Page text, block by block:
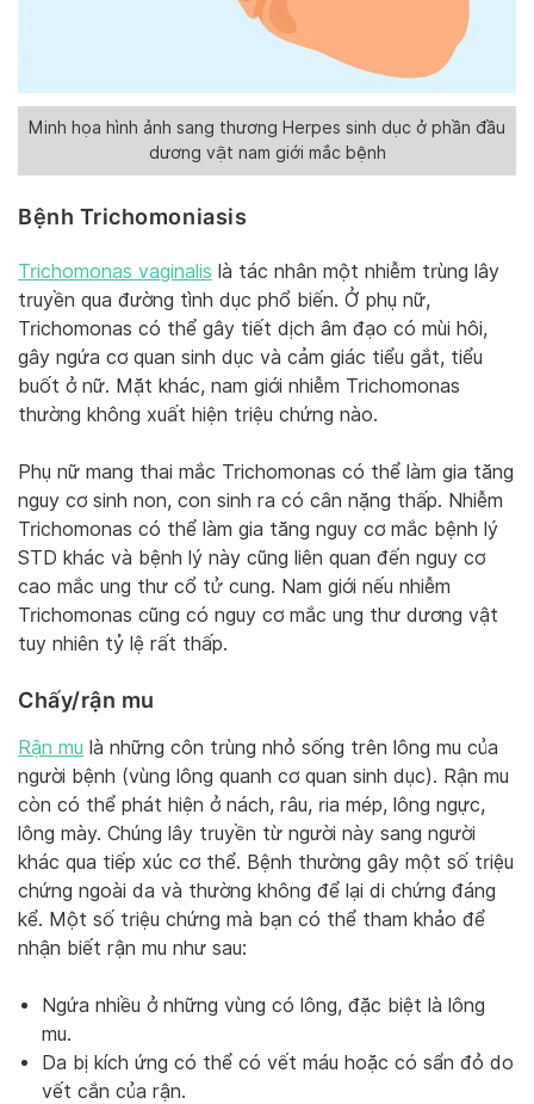
Minh họa hình ảnh sang thương Herpes sinh dục ở phần đầu
dương vật nam giới mắc bệnh
Bệnh Trichomoniasis
Trichomonas vaginalis là tác nhân một nhiễm trùng lây
truyền qua đường tình dục phổ biến. Ở phụ nữ,
Trichomonas có thể gây tiết dịch âm đạo có mùi hôi,
gây ngứa cơ quan sinh dục và cảm giác tiểu gắt, tiểu
buốt ở nữ. Mặt khác, nam giới nhiễm Trichomonas
thường không xuất hiện triệu chứng nào.
Phụ nữ mang thai mắc Trichomonas có thể làm gia tăng
nguy cơ sinh non, con sinh ra có cân nặng thấp. Nhiễm
Trichomonas có thể làm gia tăng nguy cơ mắc bệnh lý
STD khác và bệnh lý này cũng liên quan đến nguy cơ
cao mắc ung thư cổ tử cung. Nam giới nếu nhiễm
Trichomonas cũng có nguy cơ mắc ung thư dương vật
tuy nhiên tỷ lệ rất thấp.
Chấy/rận mu
Rận mu là những côn trùng nhỏ sống trên lông mu của
người bệnh (vùng lông quanh cơ quan sinh dục). Rận mu
còn có thể phát hiện ở nách, râu, ria mép, lông ngực,
lông mày. Chúng lây truyền từ người này sang người
khác qua tiếp xúc cơ thể. Bệnh thường gây một số triệu
chứng ngoài da và thường không để lại di chứng đáng
kể. Một số triệu chứng mà bạn có thể tham khảo để
nhận biết rận mu như sau:
Ngứa nhiều ở những vùng có lông, đặc biệt là lông
mu.
Da bị kích ứng có thể có vết máu hoặc có sẩn đỏ do
vết cắn của rận.